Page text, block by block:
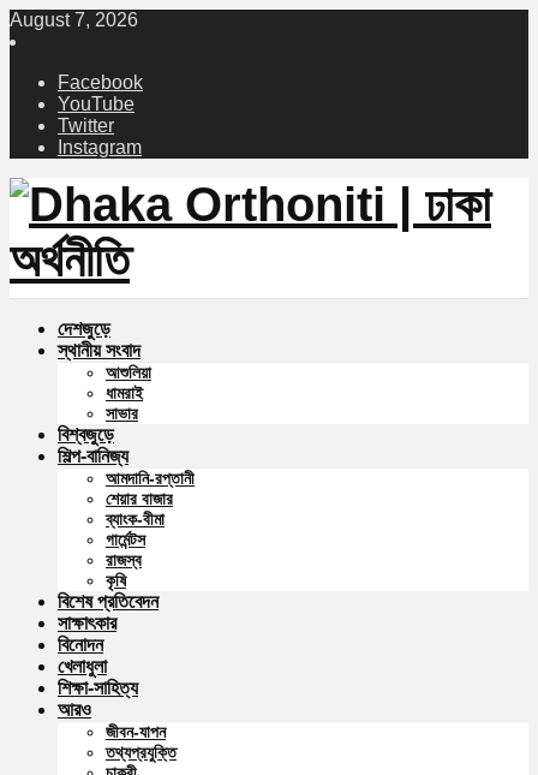
August 7, 2026
Facebook
YouTube
Twitter
Instagram
দেশজুড়ে
স্থানীয় সংবাদ
আশুলিয়া
ধামরাই
সাভার
বিশ্বজুড়ে
শিল্প-বানিজ্য
আমদানি-রপ্তানী
শেয়ার বাজার
ব্যাংক-বীমা
গার্মেন্টস
রাজস্ব
কৃষি
বিশেষ প্রতিবেদন
সাক্ষাৎকার
বিনোদন
খেলাধুলা
শিক্ষা-সাহিত্য
আরও
জীবন-যাপন
তথ্যপ্রযুক্তি